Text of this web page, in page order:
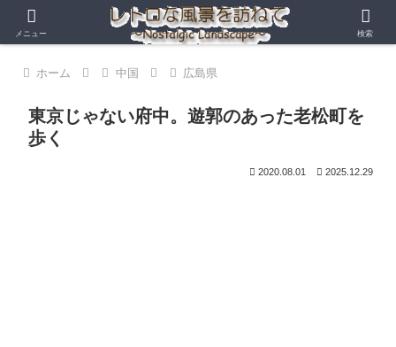
ホーム 中国 広島県
東京じゃない府中。遊郭のあった老松町を
歩く
2020.08.01 2025.12.29
メニュー 検索